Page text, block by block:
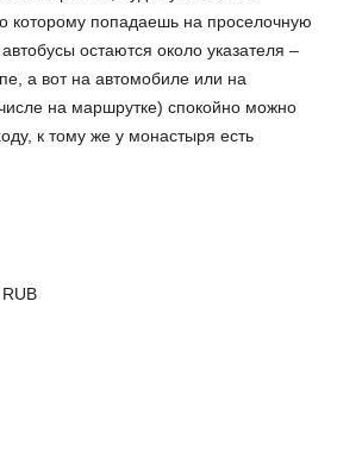
которому попадаешь на проселочную
остаются около указателя –
а вот на автомобиле или на
на маршрутке) спокойно можно
к тому же у монастыря есть